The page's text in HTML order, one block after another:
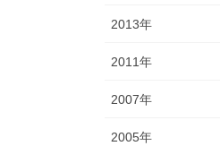
2013年
2011年
2007年
2005年